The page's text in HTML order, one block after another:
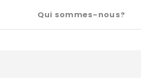
Qui sommes-nous?